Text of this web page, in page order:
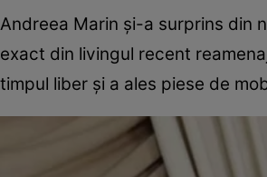
Andreea Marin și-a surprins din
exact din livingul recent
timpul liber și a ales piese de